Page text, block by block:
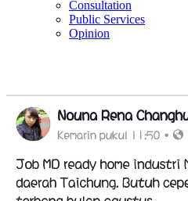
Consultation
Public Services
Opinion